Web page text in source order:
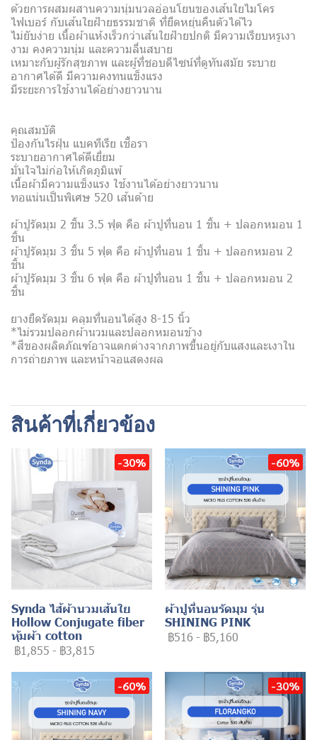
ด้วยการผสมผสานความนุ่มนวลอ่อนโยนของเส้นใยไมโคร
ไฟเบอร์ กับเส้นใยฝ้ายธรรมชาติ ที่ยืดหยุ่นคืนตัวได้ไว
ไม่ยับง่าย เนื้อผ้าแห้งเร็วกว่าเส้นใยฝ้ายปกติ มีความเรียบหรูเงา
งาม คงความนุ่ม และความลื่นสบาย
เหมาะกับผู้รักสุขภาพ และผู้ที่ชอบดีไซน์ที่ดูทันสมัย ระบาย
อากาศได้ดี มีความคงทนแข็งแรง
มีระยะการใช้งานได้อย่างยาวนาน
คุณสมบัติ
ป้องกันไรฝุ่น แบคทีเรีย เชื้อรา
ระบายอากาศได้ดีเยี่ยม
มั่นใจไม่ก่อให้เกิดภูมิแพ้
เนื้อผ้ามีความแข็งแรง ใช้งานได้อย่างยาวนาน
ทอแน่นเป็นพิเศษ 520 เส้นด้าย
ผ้าปูรัดมุม 2 ชิ้น 3.5 ฟุต คือ ผ้าปูที่นอน 1 ชิ้น + ปลอกหมอน 1
ชิ้น
ผ้าปูรัดมุม 3 ชิ้น 5 ฟุต คือ ผ้าปูที่นอน 1 ชิ้น + ปลอกหมอน 2
ชิ้น
ผ้าปูรัดมุม 3 ชิ้น 6 ฟุต คือ ผ้าปูที่นอน 1 ชิ้น + ปลอกหมอน 2
ชิ้น
ยางยืดรัดมุม คลุมที่นอนได้สูง 8-15 นิ้ว
*ไม่รวมปลอกผ้านวมและปลอกหมอนข้าง
*สีของผลิตภัณฑ์อาจแตกต่างจากภาพขึ้นอยู่กับแสงและเงาใน
การถ่ายภาพ และหน้าจอแสดงผล
สินค้าที่เกี่ยวข้อง
-30%
Synda ไส้ผ้านวมเส้นใย
Hollow Conjugate fiber
หุ้มผ้า cotton
฿1,855 - ฿3,815
-60%
ผ้าปูที่นอนรัดมุม รุ่น
SHINING PINK
฿516 - ฿5,160
-60% -30%